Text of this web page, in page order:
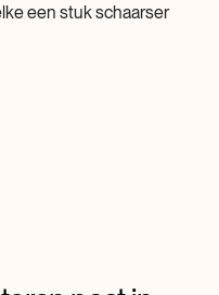
een stuk schaarser